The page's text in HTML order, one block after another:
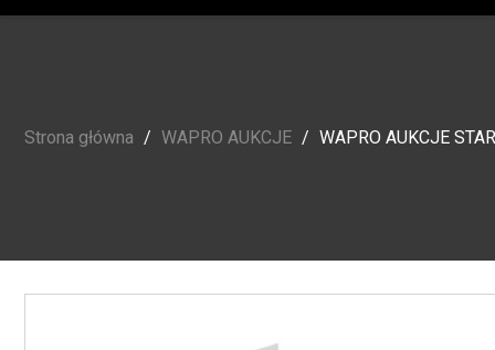
Strona główna WAPRO AUKCJE WAPRO AUKCJE